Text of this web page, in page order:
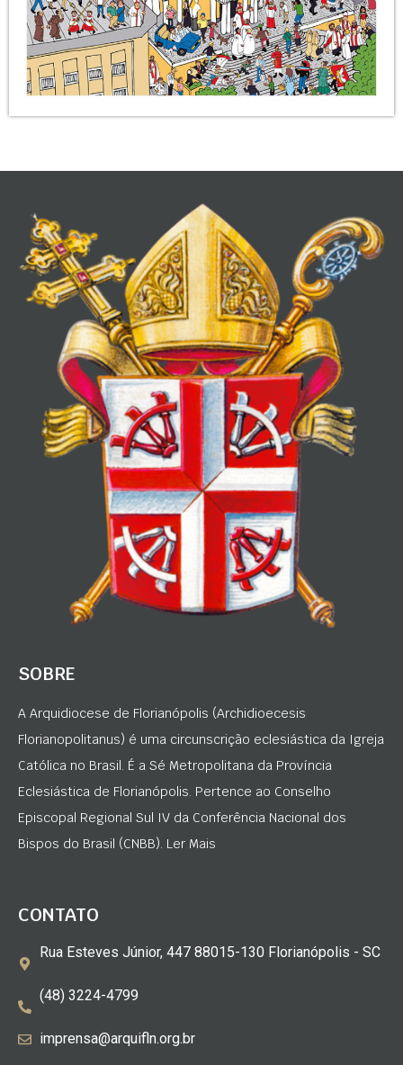
SOBRE
A Arquidiocese de Florianópolis (Archidioecesis
Florianopolitanus) é uma circunscrição eclesiástica da Igreja
Católica no Brasil. É a Sé Metropolitana da Província
Eclesiástica de Florianópolis. Pertence ao Conselho
Episcopal Regional Sul IV da Conferência Nacional dos
Bispos do Brasil (CNBB). Ler Mais
CONTATO
Rua Esteves Júnior, 447 88015-130 Florianópolis - SC
(48) 3224-4799
imprensa@arquifln.org.br